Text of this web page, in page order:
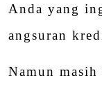
Anda yang
angsuran
Namun